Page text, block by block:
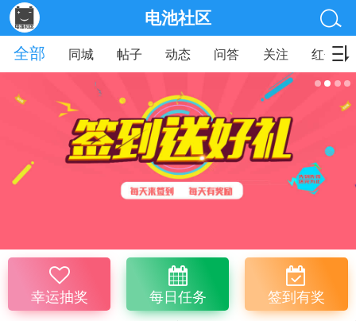
电池社区
全部
同城 帖子 动态 问答 关注 红包
幸运抽奖 每日任务 签到有奖